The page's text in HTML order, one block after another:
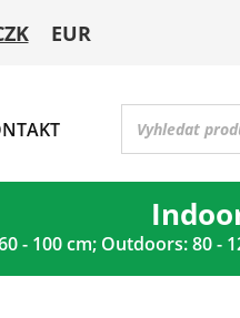
EUR
- 100 cm; Outdoors: 80 -